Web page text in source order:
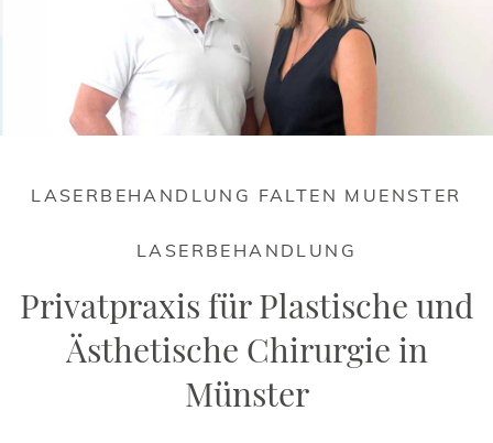
LASERBEHANDLUNG FALTEN MUENSTER
LASERBEHANDLUNG
Privatpraxis für Plastische und
Ästhetische Chirurgie in
Münster